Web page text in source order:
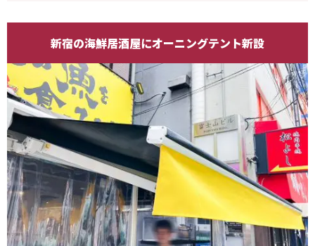
新宿の海鮮居酒屋にオーニングテント新設